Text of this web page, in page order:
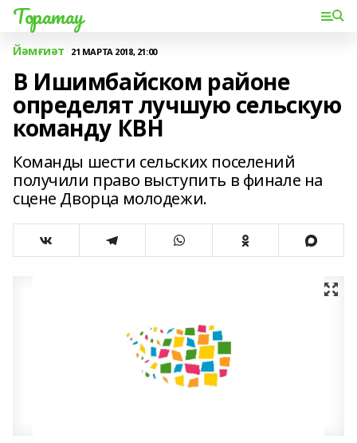
Торатау
Йәмғиәт 21 МАРТА 2018, 21:00
В Ишимбайском районе
определят лучшую сельскую
команду КВН
Команды шести сельских поселений
получили право выступить в финале на
сцене Дворца молодежи.